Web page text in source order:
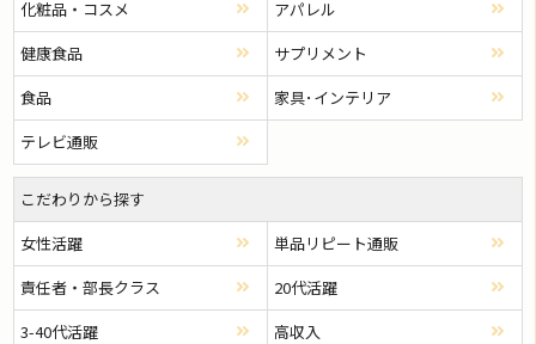
化粧品・コスメ
アパレル
健康食品
サプリメント
食品
家具･インテリア
テレビ通販
こだわりから探す
女性活躍
単品リピート通販
責任者・部長クラス
20代活躍
3-40代活躍
高収入